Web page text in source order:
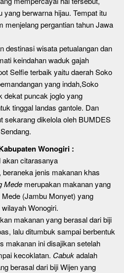
yang berwarna hijau. Tempat itu
menjelang pergantian tahun Jawa
destinasi wisata petualangan dan
keindahan waduk gajah
Selfie terbaik yaitu daerah Soko
yang indah,Soko
dekat puncak joglo yang
tinggal landas gantole. Dan
sekarang dikelola oleh BUMDES
Wonogiri :
akan citarasanya
jenis makanan khas
Mede merupakan makanan yang
(Jambu Monyet) yang
Wonogiri.
makanan yang berasal dari biji
lalu ditumbuk sampai berbentuk
makanan ini disajikan setelah
kecoklatan. Cabukadalah
berasal dari biji Wijen yang